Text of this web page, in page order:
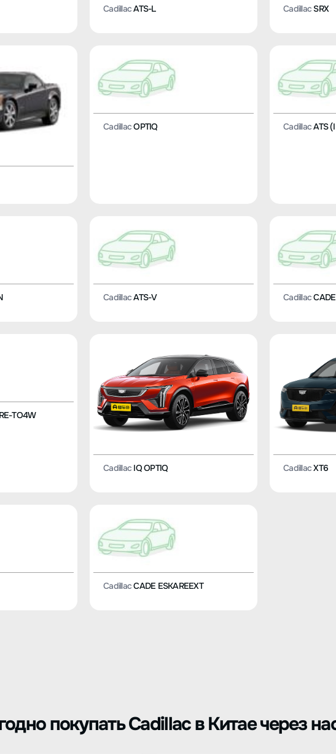
CadillacATS-L CadillacSRX
CadillacOPTIQ CadillacATS
CadillacATS-V Cadillac
TO4W
Cadillac IQ OPTIQ CadillacXT6
CadillacCADE ESKAREEXT
покупать Cadillac в Китае через